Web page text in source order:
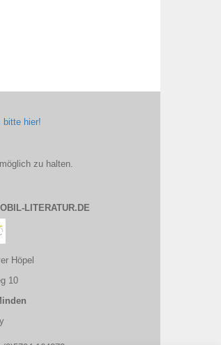
bitte hier!
zu halten.
LITERATUR.DE
Höpel
10